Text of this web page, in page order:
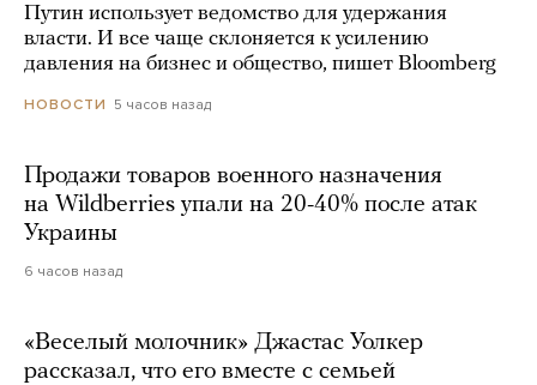
Путин использует ведомство для удержания
власти. И все чаще склоняется к усилению
давления на бизнес и общество, пишет Bloomberg
НОВОСТИ 5 часов назад
Продажи товаров военного назначения
на Wildberries упали на 20-40% после атак
Украины
6 часов назад
«Веселый молочник» Джастас Уолкер
рассказал, что его вместе с семьей